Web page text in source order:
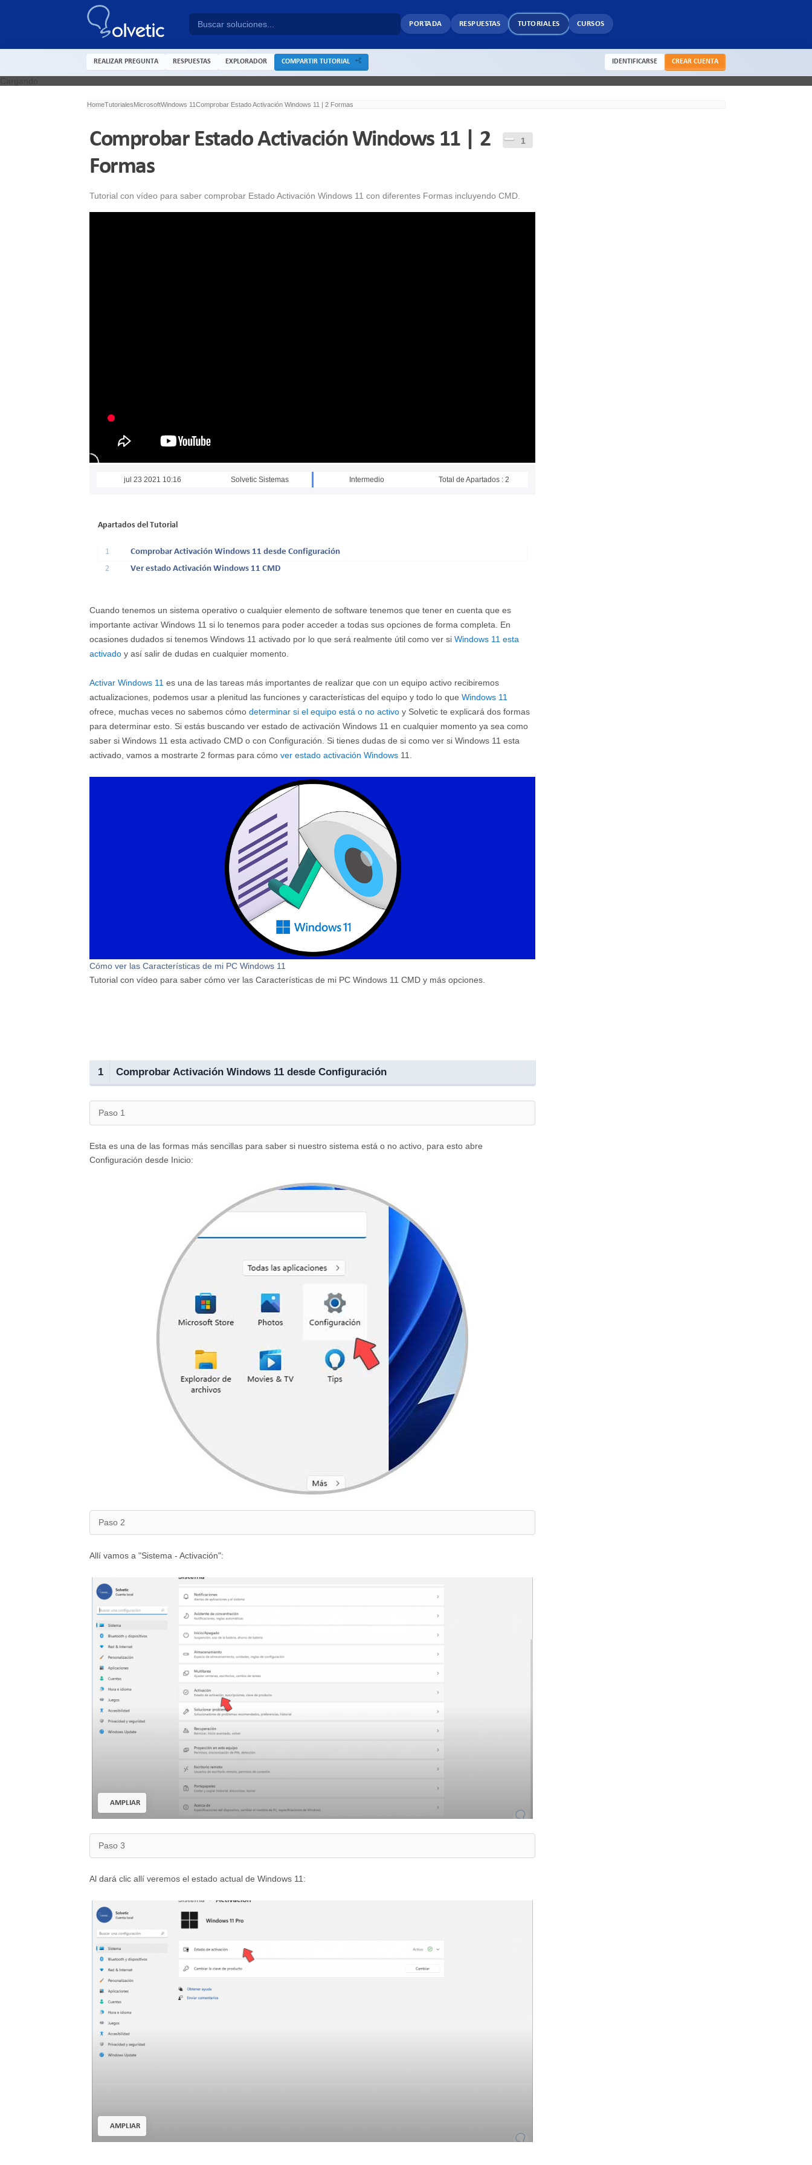
PORTADA RESPUESTAS TUTORIALES CURSOS
REALIZAR PREGUNTA RESPUESTAS EXPLORADOR COMPARTIR TUTORIAL IDENTIFICARSE CREAR CUENTA
HomeTutorialesMicrosoftWindows 11Comprobar Estado Activación Windows 11 | 2 Formas
1
Comprobar Estado Activación Windows 11 | 2
Formas
Tutorial con vídeo para saber comprobar Estado Activación Windows 11 con diferentes Formas incluyendo CMD.
jul 23 2021 10:16 Solvetic Sistemas Intermedio Total de Apartados : 2
Apartados del Tutorial
1
Comprobar Activación Windows 11 desde Configuración
2
Ver estado Activación Windows 11 CMD
Cuando tenemos un sistema operativo o cualquier elemento de software tenemos que tener en cuenta que es
importante activar Windows 11 si lo tenemos para poder acceder a todas sus opciones de forma completa. En
ocasiones dudados si tenemos Windows 11 activado por lo que será realmente útil como ver si Windows 11 esta
activado y así salir de dudas en cualquier momento.
Activar Windows 11 es una de las tareas más importantes de realizar que con un equipo activo recibiremos
actualizaciones, podemos usar a plenitud las funciones y características del equipo y todo lo que Windows 11
ofrece, muchas veces no sabemos cómo determinar si el equipo está o no activo y Solvetic te explicará dos formas
para determinar esto. Si estás buscando ver estado de activación Windows 11 en cualquier momento ya sea como
saber si Windows 11 esta activado CMD o con Configuración. Si tienes dudas de si como ver si Windows 11 esta
activado, vamos a mostrarte 2 formas para cómo ver estado activación Windows 11.
Cómo ver las Características de mi PC Windows 11
Tutorial con vídeo para saber cómo ver las Características de mi PC Windows 11 CMD y más opciones.
1 Comprobar Activación Windows 11 desde Configuración
Paso 1
Esta es una de las formas más sencillas para saber si nuestro sistema está o no activo, para esto abre
Configuración desde Inicio:
Paso 2
Allí vamos a "Sistema - Activación":
AMPLIAR
Paso 3
Al dará clic allí veremos el estado actual de Windows 11:
AMPLIAR